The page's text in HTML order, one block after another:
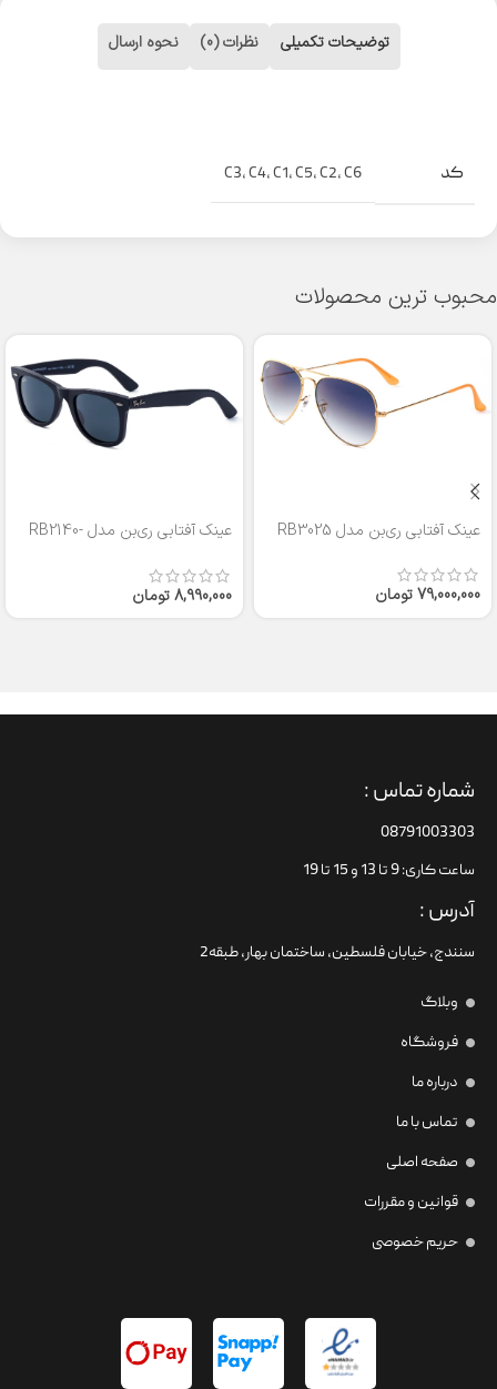
توضیحات تکمیلی نظرات (0) نحوه ارسال
کد C3,C4,C1,C5,C2,C6
محبوب ترین محصولات
عینک آفتابی ری‌بن مدل RB3025
79,000,000تومان
عینک آفتابی ری‌بن مدل RB2140-
8,990,000تومان
شماره تماس :
08791003303
ساعت کاری: 9 تا 13 و 15 تا 19
آدرس :
سنندج، خیابان فلسطین،‌ ساختمان بهار، طبقه2
وبلاگ
فروشگاه
درباره ما
تماس با ما
صفحه اصلی
قوانین و مقررات
حریم خصوصی